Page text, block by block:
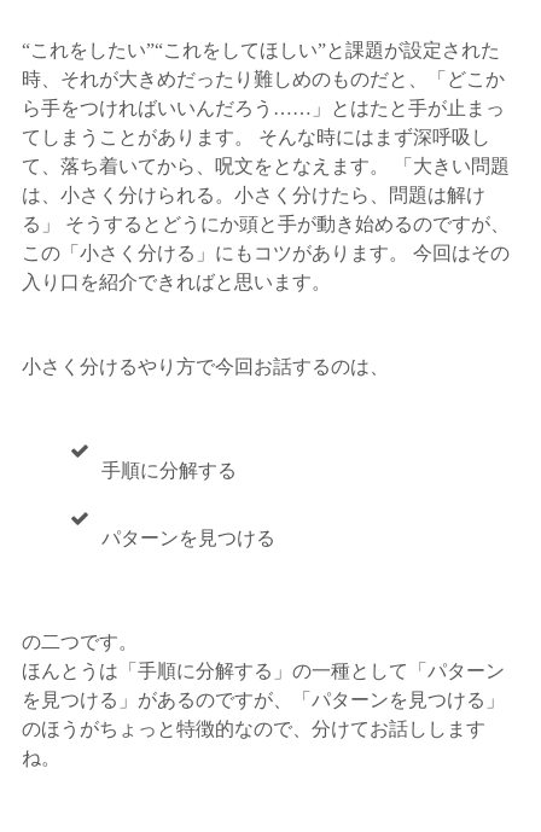
“これをしたい”“これをしてほしい”と課題が設定された
時、それが大きめだったり難しめのものだと、「どこか
ら手をつければいいんだろう……」とはたと手が止まっ
てしまうことがあります。 そんな時にはまず深呼吸し
て、落ち着いてから、呪文をとなえます。 「大きい問題
は、小さく分けられる。小さく分けたら、問題は解け
る」 そうするとどうにか頭と手が動き始めるのですが、
この「小さく分ける」にもコツがあります。 今回はその
入り口を紹介できればと思います。
小さく分けるやり方で今回お話するのは、
手順に分解する
パターンを見つける
の二つです。
ほんとうは「手順に分解する」の一種として「パターン
を見つける」があるのですが、「パターンを見つける」
のほうがちょっと特徴的なので、分けてお話しします
ね。